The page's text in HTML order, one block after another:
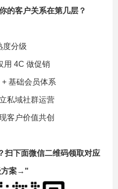
的客户关系在第几层？
度分级
用 4C 做促销
基础会员体系
私域社群运营
客户价值共创
扫下面微信二维码领取对应
方案→"